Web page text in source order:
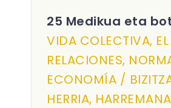
25 Medikua eta
VIDA COLECTIVA, EL
RELACIONES,
ECONOMÍA /
HERRIA,